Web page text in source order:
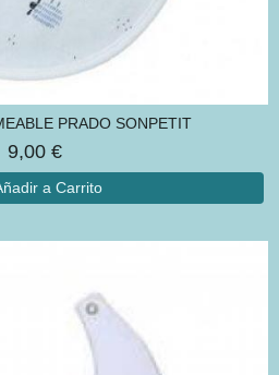
PRADO SONPETIT
9,00 €
a Carrito